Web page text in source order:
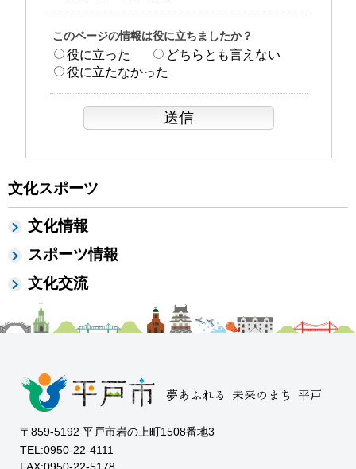
文化スポーツ
文化情報
スポーツ情報
文化交流
このページの情報は役に立ちましたか？
役に立った
どちらとも言えない
役に立たなかった
〒859-5192 平戸市岩の上町1508番地3
TEL:0950-22-4111
FAX:0950-22-5178